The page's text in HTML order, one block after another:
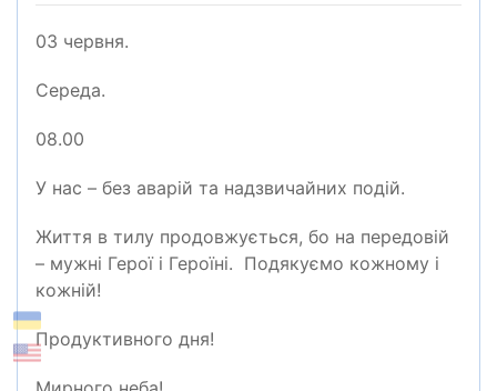
03 червня.
Середа.
08.00
У нас – без аварій та надзвичайних подій.
Життя в тилу продовжується, бо на передовій
– мужні Герої і Героїні. Подякуємо кожному і
кожній!
Продуктивного дня!